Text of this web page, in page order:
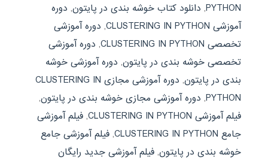
PYTHON
, دانلود کتاب خوشه بندی در پایتون, دوره
آموزشی CLUSTERING IN PYTHON
, دوره آموزشی
تخصصی CLUSTERING IN PYTHON
, دوره آموزشی
تخصصی خوشه بندی در پایتون, دوره آموزشی خوشه
بندی در پایتون,
دوره آموزشی مجازی CLUSTERING IN
PYTHON
, دوره آموزشی مجازی خوشه بندی در پایتون,
فیلم آموزشی CLUSTERING IN PYTHON
, فیلم آموزشی
جامع CLUSTERING IN PYTHON
, فیلم آموزشی جامع
خوشه بندی در پایتون, فیلم آموزشی جدید رایگان